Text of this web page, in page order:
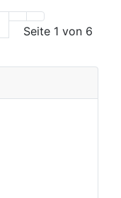
Seite 1 von 6